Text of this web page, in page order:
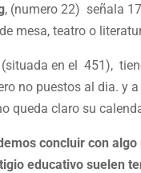
, (numero 22) señala
mesa, teatro o
(situada en el 451),
no puestos al dia. y
queda claro su
concluir con
educativo suelen